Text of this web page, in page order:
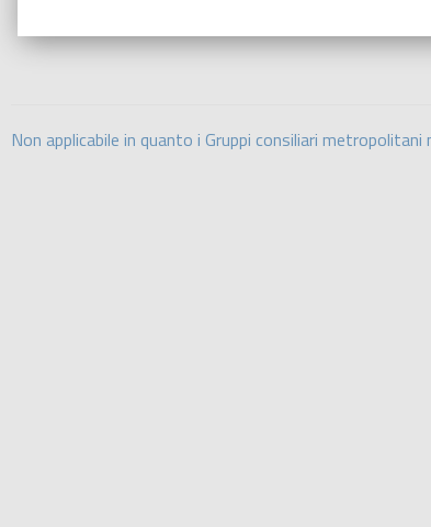
Non applicabile in quanto i Gruppi consiliari